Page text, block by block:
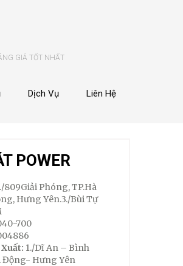
GIÁ TỐT NHẤT
Dịch Vụ Liên Hệ
POWER
809Giải Phóng, TP.Hà
Hưng Yên.3./Bùi Tự
700
1./Dĩ An – Bình
Động- Hưng Yên